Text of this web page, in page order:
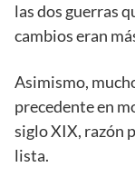
las dos guerras
cambios eran
Asimismo,
precedente en
siglo XIX, razón
lista.